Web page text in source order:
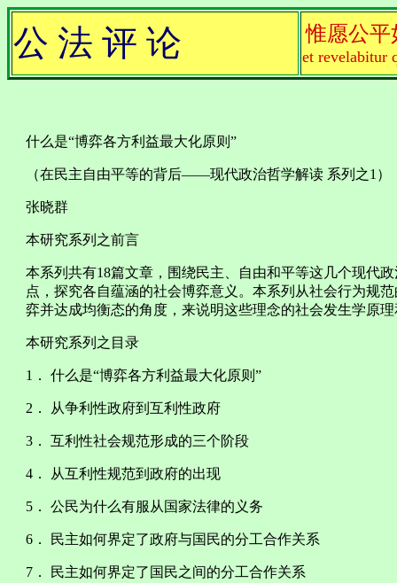
公 法 评 论 惟愿公平
et revelabitur
什么是“博弈各方利益最大化原则”
（在民主自由平等的背后——现代政治哲学解读 系列之1）
张晓群
本研究系列之前言
本系列共有18篇文章，围绕民主、自由和平等这几个现代
点，探究各自蕴涵的社会博弈意义。本系列从社会行为规
弈并达成均衡态的角度，来说明这些理念的社会发生学原
本研究系列之目录
1． 什么是“博弈各方利益最大化原则”
2． 从争利性政府到互利性政府
3． 互利性社会规范形成的三个阶段
4． 从互利性规范到政府的出现
5． 公民为什么有服从国家法律的义务
6． 民主如何界定了政府与国民的分工合作关系
7． 民主如何界定了国民之间的分工合作关系